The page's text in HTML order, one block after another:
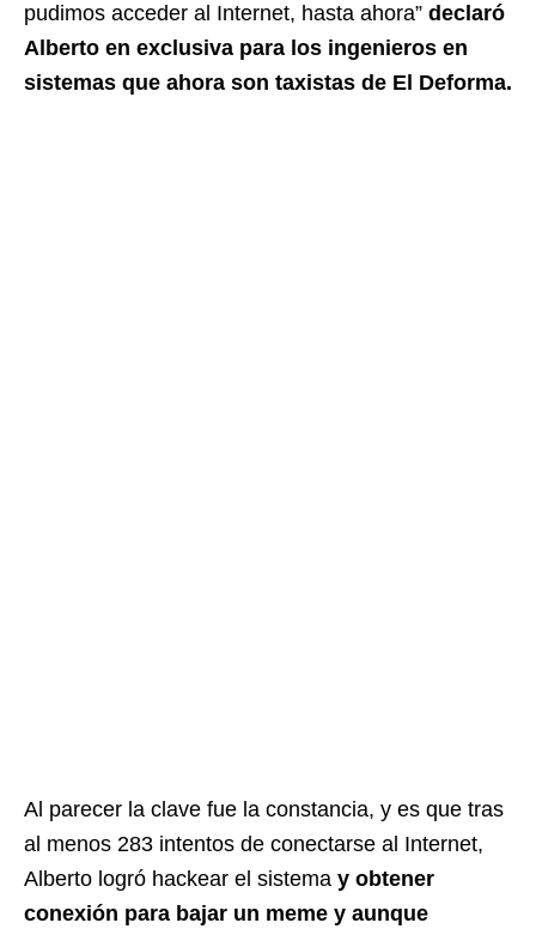
pudimos acceder al Internet, hasta ahora” declaró
Alberto en exclusiva para los ingenieros en
sistemas que ahora son taxistas de El Deforma.
Al parecer la clave fue la constancia, y es que tras
al menos 283 intentos de conectarse al Internet,
Alberto logró hackear el sistema y obtener
conexión para bajar un meme y aunque